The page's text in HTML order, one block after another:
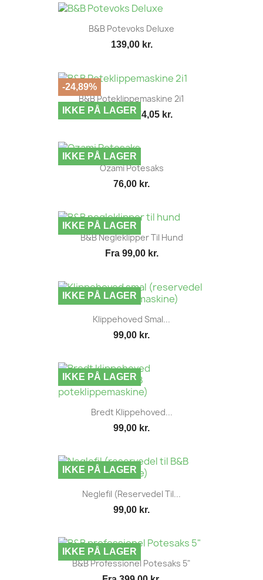
B&B Potevoks Deluxe
139,00 kr.
B&B Poteklippemaskine 2i1
498,00 kr. 374,05 kr.
-24,89%
IKKE PÅ LAGER
Ozami Potesaks
76,00 kr.
IKKE PÅ LAGER
B&B Negleklipper Til Hund
Fra 99,00 kr.
IKKE PÅ LAGER
Klippehoved Smal...
99,00 kr.
IKKE PÅ LAGER
Bredt Klippehoved...
99,00 kr.
IKKE PÅ LAGER
Neglefil (reservedel Til...
99,00 kr.
IKKE PÅ LAGER
B&B Professionel Potesaks 5"
IKKE PÅ LAGER